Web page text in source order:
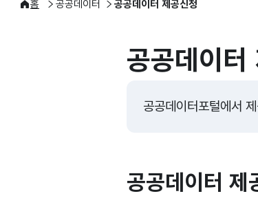
홈 공공데이터 공공데이터 제공신청
공공데이터
공공데이터포털에서
공공데이터 제